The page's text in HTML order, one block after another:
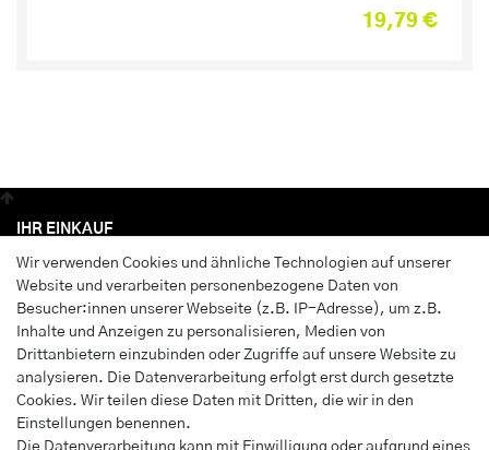
19,79 €
Wir verwenden Cookies und ähnliche Technologien auf unserer
Website und verarbeiten personenbezogene Daten von
Besucher:innen unserer Webseite (z.B. IP-Adresse), um z.B.
Inhalte und Anzeigen zu personalisieren, Medien von
Drittanbietern einzubinden oder Zugriffe auf unsere Website zu
analysieren. Die Datenverarbeitung erfolgt erst durch gesetzte
Cookies. Wir teilen diese Daten mit Dritten, die wir in den
Einstellungen benennen.
Die Datenverarbeitung kann mit Einwilligung oder aufgrund eines
IHR EINKAUF
Anmelden
Wunschliste
Warenkorb
Kasse
INFORMATIONEN